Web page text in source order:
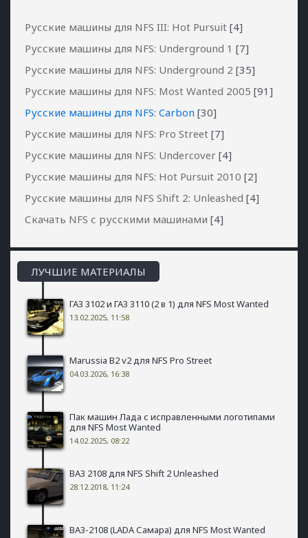
Русские машины для NFS III: Hot Pursuit [4]
Русские машины для NFS: Underground 1 [7]
Русские машины для NFS: Underground 2 [35]
Русские машины для NFS: Most Wanted 2005 [91]
Русские машины для NFS: Carbon [30]
Русские машины для NFS: Pro Street [7]
Русские машины для NFS: Undercover [4]
Русские машины для NFS: Hot Pursuit 2010 [2]
Русские машины для NFS Shift 2: Unleashed [4]
Скачать NFS с русскими машинами [4]
ЛУЧШИЕ МАТЕРИАЛЫ
ГАЗ 3102 и ГАЗ 3110 (2 в 1) для NFS Most Wanted
13.02.2025, 11:58
Marussia B2 v2 для NFS Pro Street
04.03.2026, 16:38
Пак машин Лада с исправленными логотипами
для NFS Most Wanted
14.02.2025, 08:22
ВАЗ 2108 для NFS Shift 2 Unleashed
28.12.2018, 11:24
ВАЗ-2108 (LADA Самара) для NFS Most Wanted